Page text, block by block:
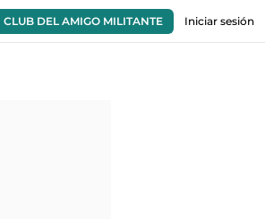
CLUB DEL AMIGO MILITANTE Iniciar sesión